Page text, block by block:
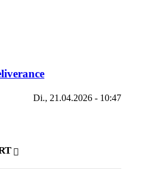
Di., 21.04.2026 - 10:47